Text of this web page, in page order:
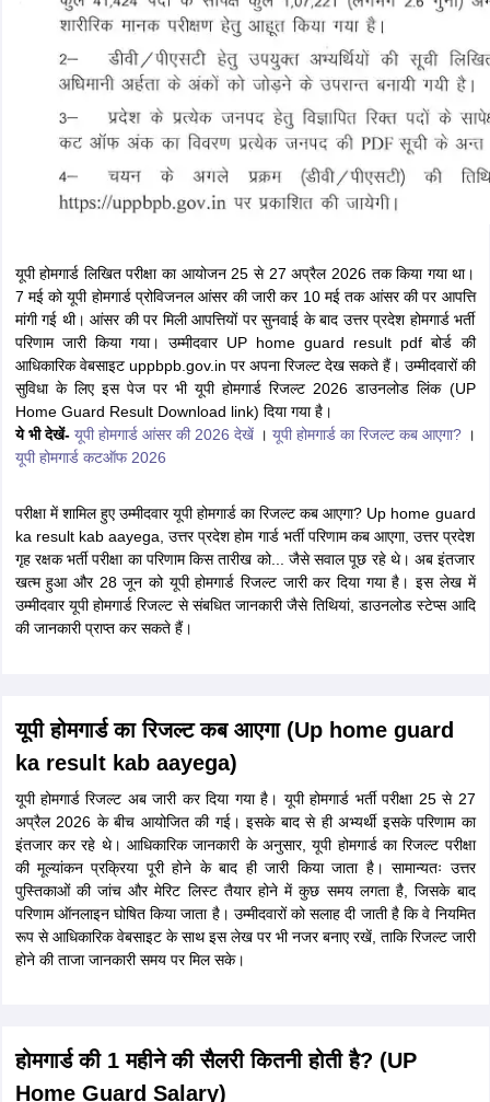
यूपी होमगार्ड लिखित परीक्षा का आयोजन 25 से 27 अप्रैल 2026 तक किया गया था।
7 मई को यूपी होमगार्ड प्रोविजनल आंसर की जारी कर 10 मई तक आंसर की पर आपत्ति
मांगी गई थी। आंसर की पर मिली आपत्तियों पर सुनवाई के बाद उत्तर प्रदेश होमगार्ड भर्ती
परिणाम जारी किया गया। उम्मीदवार UP home guard result pdf बोर्ड की
आधिकारिक वेबसाइट uppbpb.gov.in पर अपना रिजल्ट देख सकते हैं। उम्मीदवारों की
सुविधा के लिए इस पेज पर भी यूपी होमगार्ड रिजल्ट 2026 डाउनलोड लिंक (UP
Home Guard Result Download link) दिया गया है।
ये भी देखें- यूपी होमगार्ड आंसर की 2026 देखें। यूपी होमगार्ड का रिजल्ट कब आएगा?।
यूपी होमगार्ड कटऑफ 2026
परीक्षा में शामिल हुए उम्मीदवार यूपी होमगार्ड का रिजल्ट कब आएगा? Up home guard
ka result kab aayega, उत्तर प्रदेश होम गार्ड भर्ती परिणाम कब आएगा, उत्तर प्रदेश
गृह रक्षक भर्ती परीक्षा का परिणाम किस तारीख को... जैसे सवाल पूछ रहे थे। अब इंतजार
खत्म हुआ और 28 जून को यूपी होमगार्ड रिजल्ट जारी कर दिया गया है। इस लेख में
उम्मीदवार यूपी होमगार्ड रिजल्ट से संबधित जानकारी जैसे तिथियां, डाउनलोड स्टेप्स आदि
की जानकारी प्राप्त कर सकते हैं।
यूपी होमगार्ड का रिजल्ट कब आएगा (Up home guard
ka result kab aayega)
यूपी होमगार्ड रिजल्ट अब जारी कर दिया गया है। यूपी होमगार्ड भर्ती परीक्षा 25 से 27
अप्रैल 2026 के बीच आयोजित की गई। इसके बाद से ही अभ्यर्थी इसके परिणाम का
इंतजार कर रहे थे। आधिकारिक जानकारी के अनुसार, यूपी होमगार्ड का रिजल्ट परीक्षा
की मूल्यांकन प्रक्रिया पूरी होने के बाद ही जारी किया जाता है। सामान्यतः उत्तर
पुस्तिकाओं की जांच और मेरिट लिस्ट तैयार होने में कुछ समय लगता है, जिसके बाद
परिणाम ऑनलाइन घोषित किया जाता है। उम्मीदवारों को सलाह दी जाती है कि वे नियमित
रूप से आधिकारिक वेबसाइट के साथ इस लेख पर भी नजर बनाए रखें, ताकि रिजल्ट जारी
होने की ताजा जानकारी समय पर मिल सके।
होमगार्ड की 1 महीने की सैलरी कितनी होती है? (UP
Home Guard Salary)